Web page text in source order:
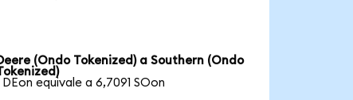
(Ondo Tokenized) a Southern (Ondo
DEon equivale a 6,7091 SOon